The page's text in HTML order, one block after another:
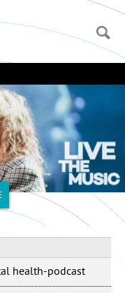
health-podcast